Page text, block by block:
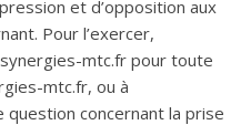
et d’opposition aux
Pour l’exercer,
mtc.fr pour toute
mtc.fr, ou à
concernant la prise